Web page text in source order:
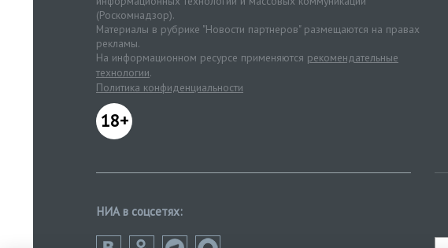
(Роскомнадзор).
Материалы в рубрике "Новости партнеров" размещаются на правах
рекламы.
На информационном ресурсе применяются рекомендательные
технологии.
Политика конфиденциальности
18+
НИА в соцсетях: